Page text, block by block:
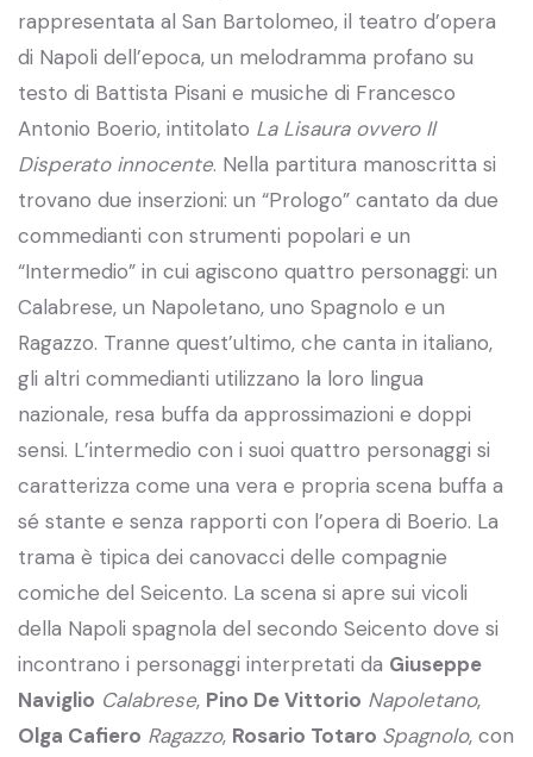
rappresentata al San Bartolomeo, il teatro d’opera
di Napoli dell’epoca, un melodramma profano su
testo di Battista Pisani e musiche di Francesco
Antonio Boerio, intitolato La Lisaura ovvero Il
Disperato innocente. Nella partitura manoscritta si
trovano due inserzioni: un “Prologo” cantato da due
commedianti con strumenti popolari e un
“Intermedio” in cui agiscono quattro personaggi: un
Calabrese, un Napoletano, uno Spagnolo e un
Ragazzo. Tranne quest’ultimo, che canta in italiano,
gli altri commedianti utilizzano la loro lingua
nazionale, resa buffa da approssimazioni e doppi
sensi. L’intermedio con i suoi quattro personaggi si
caratterizza come una vera e propria scena buffa a
sé stante e senza rapporti con l’opera di Boerio. La
trama è tipica dei canovacci delle compagnie
comiche del Seicento. La scena si apre sui vicoli
della Napoli spagnola del secondo Seicento dove si
incontrano i personaggi interpretati da Giuseppe
Naviglio Calabrese, Pino De Vittorio Napoletano,
Olga Cafiero Ragazzo, Rosario Totaro Spagnolo, con